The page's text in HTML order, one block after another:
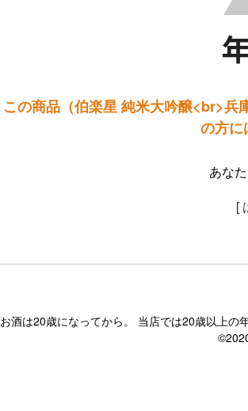
この商品（伯楽星 純米大吟醸<br>
の方に
あな
[
お酒は20歳になってから。 当店では20歳以上の